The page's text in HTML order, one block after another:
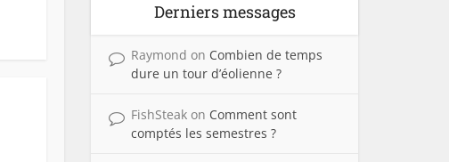
Derniers messages
Raymond on Combien de temps
dure un tour d’éolienne ?
FishSteak on Comment sont
comptés les semestres ?